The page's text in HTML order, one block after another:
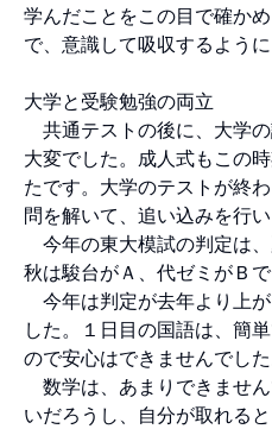
学んだことをこの目で確か
で、意識して吸収するように
大学と受験勉強の両立
共通テストの後に、大学
大変でした。成人式もこの
たです。大学のテストが終
問を解いて、追い込みを行い
今年の東大模試の判定は、
秋は駿台がＡ、代ゼミがＢで
今年は判定が去年より上
した。１日目の国語は、簡
ので安心はできませんでした
数学は、あまりできませ
いだろうし、自分が取れる